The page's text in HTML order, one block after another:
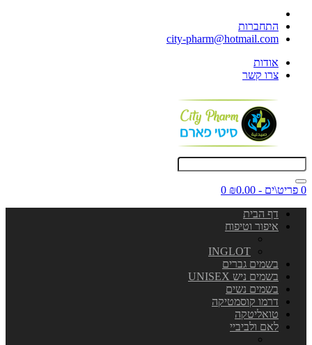
התחברות
city-pharm@hotmail.com
אודות
צרו קשר
0 פריט\ים - ₪0.00
0
דף הבית
איפור וטיפוח
INGLOT
בשמים גברים
בשמים ניש UNISEX
בשמים נשים
דרמו קוסמטיקה
טואליטקה
לאם ולביביי